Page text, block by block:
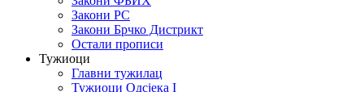
Закони РС
Закони Брчко Дистрикт
Остали прописи
Тужиоци
Главни тужилац
Тужиоци Oдсјекa I